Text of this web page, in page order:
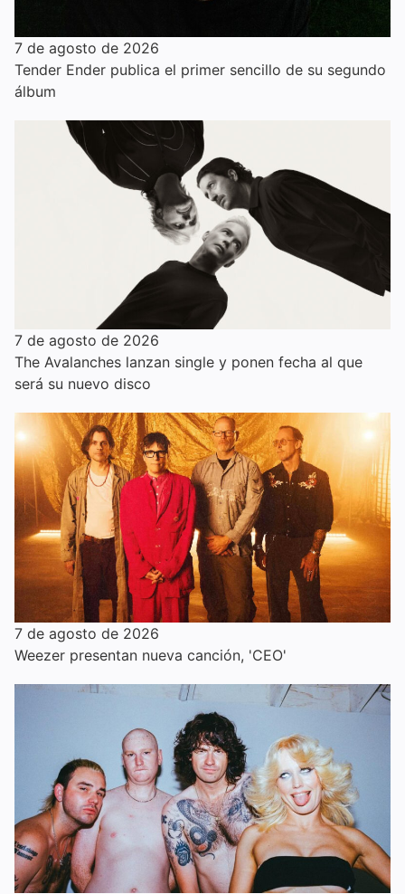
7 de agosto de 2026
Tender Ender publica el primer sencillo de su segundo
álbum
7 de agosto de 2026
The Avalanches lanzan single y ponen fecha al que
será su nuevo disco
7 de agosto de 2026
Weezer presentan nueva canción, 'CEO'